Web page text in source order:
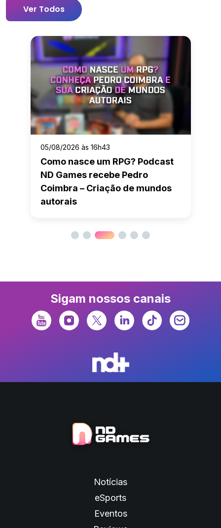
Ver Todos
05/08/2026 às 16h43
Como nasce um RPG? Podcast
ND Games recebe Pedro
Coimbra – Criação de mundos
autorais
Sigam nossos canais
Notícias
eSports
Eventos